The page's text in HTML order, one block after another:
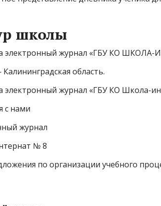
школы
электронный журнал «ГБУ КО
область.
электронный журнал «ГБУ КО Школа-
с нами
журнал
№ 8
по организации учебного